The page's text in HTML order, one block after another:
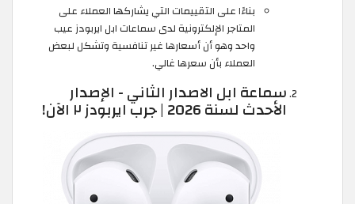
بناءًا على التقييمات التي يشاركها العملاء على
المتاجر الإلكترونية لدى سماعات ابل ايربودز عيب
واحد وهو أن أسعارها غير تنافسية وتشكل لبعض
العملاء بأن سعرها غالي.
سماعة ابل الاصدار الثاني - الإصدار
الأحدث لسنة 2026 | جرب ايربودز ٢ الآن!